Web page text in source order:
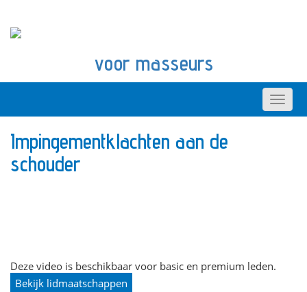
voor masseurs
Impingementklachten aan de
schouder
Deze video is beschikbaar voor basic en premium leden.
Bekijk lidmaatschappen